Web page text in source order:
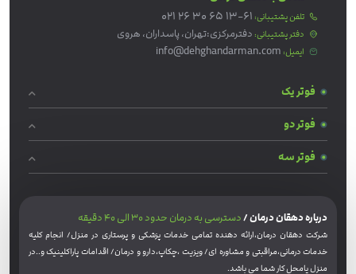
تلفن پشتیبانی: 021 26 30 65 13-61
دفتر پشتیبانی: دفترمرکزی:تهران، پاسداران، هروی
ایمیل: info@dehghandarman.com
فوتر یک
فوتر دو
فوتر سه
درباره دهقان درمان /دسترسی به درمان حدود 30 الی 40 دقیقه
شرکت دهقان درمان،ارائه دهنده تمامی خدمات پزشکی و پرستاری در منزل/ انجام کلیه
خدمات درمانی،مراقبتی و مشاوره ای/ ویزیت ،چکاپ،دارو و درمان/ اقدامات پاراکلینیک و..در
منزل یامحل کار شما می باشد.